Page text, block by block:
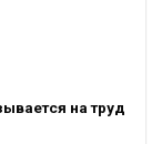
на труд